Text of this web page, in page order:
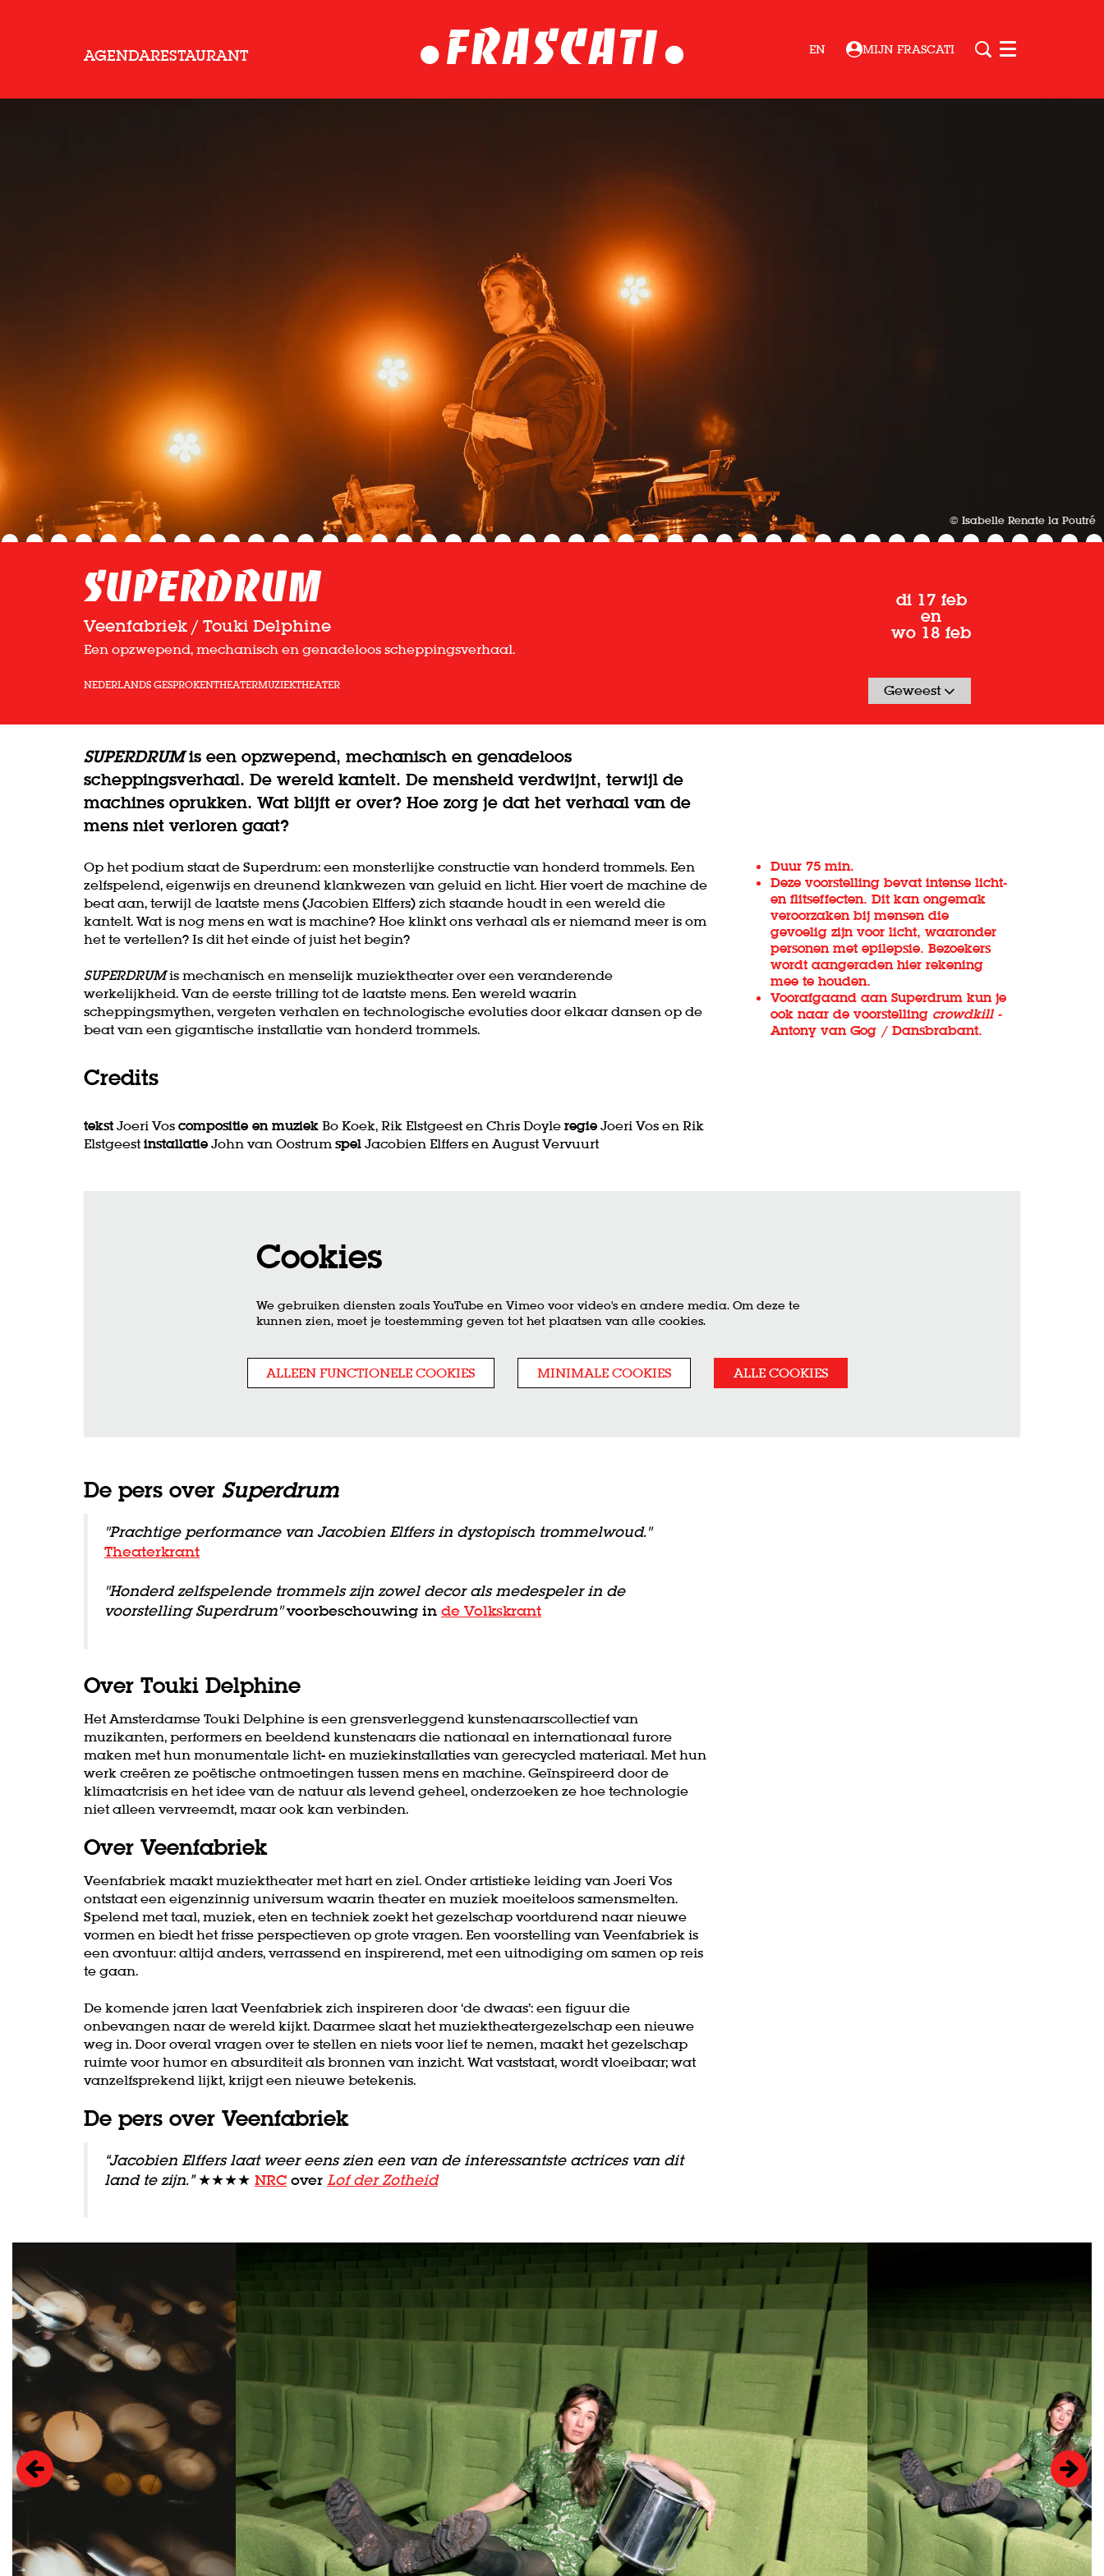
AGENDARESTAURANT EN MIJN FRASCATI Menu
© Isabelle Renate la Poutré
Superdrum
Veenfabriek / Touki Delphine
Een opzwepend, mechanisch en genadeloos scheppingsverhaal.
NEDERLANDS GESPROKENTHEATERMUZIEKTHEATER
di 17 feb
en
wo 18 feb
Geweest
SUPERDRUMis een opzwepend, mechanisch en genadeloos
scheppingsverhaal. De wereld kantelt. De mensheid verdwijnt, terwijl de
machines oprukken. Wat blijft er over? Hoe zorg je dat het verhaal van de
mens niet verloren gaat?
Op het podium staat de Superdrum: een monsterlijke constructie van honderd trommels. Een
zelfspelend, eigenwijs en dreunend klankwezen van geluid en licht. Hier voert de machine de
beat aan, terwijl de laatste mens (Jacobien Elffers) zich staande houdt in een wereld die
kantelt. Wat is nog mens en wat is machine? Hoe klinkt ons verhaal als er niemand meer is om
het te vertellen? Is dit het einde of juist het begin?
SUPERDRUMis mechanisch en menselijk muziektheater over een veranderende
werkelijkheid. Van de eerste trilling tot de laatste mens. Een wereld waarin
scheppingsmythen, vergeten verhalen en technologische evoluties door elkaar dansen op de
beat van een gigantische installatie van honderd trommels.
Duur 75 min.
Deze voorstelling bevat intense licht-
en flitseffecten. Dit kan ongemak
veroorzaken bij mensen die
gevoelig zijn voor licht, waaronder
personen met epilepsie. Bezoekers
wordt aangeraden hier rekening
mee te houden.
Voorafgaand aan Superdrum kun je
ook naar de voorstelling crowdkill-
Antony van Gog / Dansbrabant.
Credits
tekst Joeri Vos compositie en muziek Bo Koek, Rik Elstgeest en Chris Doyle regie Joeri Vos en Rik
Elstgeest installatie John van Oostrum spel Jacobien Elffers en August Vervuurt
Cookies
We gebruiken diensten zoals YouTube en Vimeo voor video's en andere media. Om deze te
kunnen zien, moet je toestemming geven tot het plaatsen van alle cookies.
ALLEEN FUNCTIONELE COOKIES MINIMALE COOKIES ALLE COOKIES
De pers over Superdrum
"Prachtige performance van Jacobien Elffers in dystopisch trommelwoud."
Theaterkrant
"Honderd zelfspelende trommels zijn zowel decor als medespeler in de
voorstelling Superdrum"voorbeschouwing in de Volkskrant
Over Touki Delphine
Het Amsterdamse Touki Delphine is een grensverleggend kunstenaarscollectief van
muzikanten, performers en beeldend kunstenaars die nationaal en internationaal furore
maken met hun monumentale licht- en muziekinstallaties van gerecycled materiaal. Met hun
werk creëren ze poëtische ontmoetingen tussen mens en machine. Geïnspireerd door de
klimaatcrisis en het idee van de natuur als levend geheel, onderzoeken ze hoe technologie
niet alleen vervreemdt, maar ook kan verbinden.
Over Veenfabriek
Veenfabriek maakt muziektheater met hart en ziel. Onder artistieke leiding van Joeri Vos
ontstaat een eigenzinnig universum waarin theater en muziek moeiteloos samensmelten.
Spelend met taal, muziek, eten en techniek zoekt het gezelschap voortdurend naar nieuwe
vormen en biedt het frisse perspectieven op grote vragen. Een voorstelling van Veenfabriek is
een avontuur: altijd anders, verrassend en inspirerend, met een uitnodiging om samen op reis
te gaan.
De komende jaren laat Veenfabriek zich inspireren door ‘de dwaas’: een figuur die
onbevangen naar de wereld kijkt. Daarmee slaat het muziektheatergezelschap een nieuwe
weg in. Door overal vragen over te stellen en niets voor lief te nemen, maakt het gezelschap
ruimte voor humor en absurditeit als bronnen van inzicht. Wat vaststaat, wordt vloeibaar; wat
vanzelfsprekend lijkt, krijgt een nieuwe betekenis.
De pers over Veenfabriek
“Jacobien Elffers laat weer eens zien een van de interessantste actrices van dit
land te zijn.”★★★★ NRC over Lof der Zotheid